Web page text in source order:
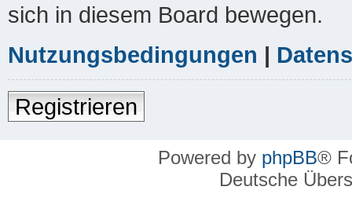
sich in diesem Board bewegen.
Nutzungsbedingungen |
Registrieren
Powered by phpBB®
Deutsche